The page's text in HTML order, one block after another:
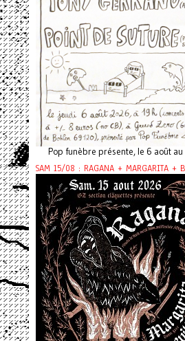
Pop funèbre présente, le 6 août
SAM 15/08 : RAGANA + MARGARITA +